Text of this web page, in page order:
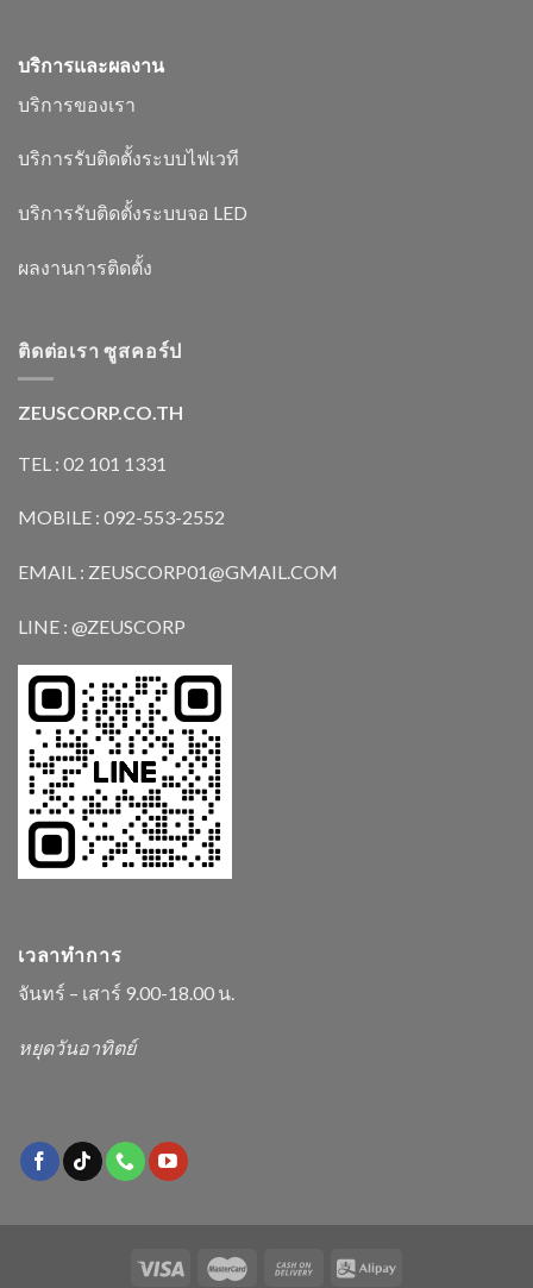
บริการและผลงาน
บริการของเรา
บริการรับติดตั้งระบบไฟเวที
บริการรับติดตั้งระบบจอ LED
ผลงานการติดตั้ง
ติดต่อเรา ซูสคอร์ป
ZEUSCORP.CO.TH
TEL : 02 101 1331
MOBILE : 092-553-2552
EMAIL : ZEUSCORP01@GMAIL.COM
LINE : @ZEUSCORP
เวลาทำการ
จันทร์ – เสาร์ 9.00-18.00 น.
หยุดวันอาทิตย์